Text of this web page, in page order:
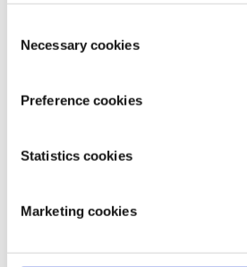
Selection
Necessary cookies
Preference cookies
Statistics cookies
Marketing cookies
Voor alle vragen